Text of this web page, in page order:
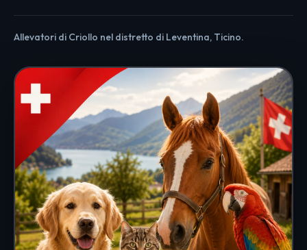
Allevatori di Criollo nel distretto di Leventina, Ticino.